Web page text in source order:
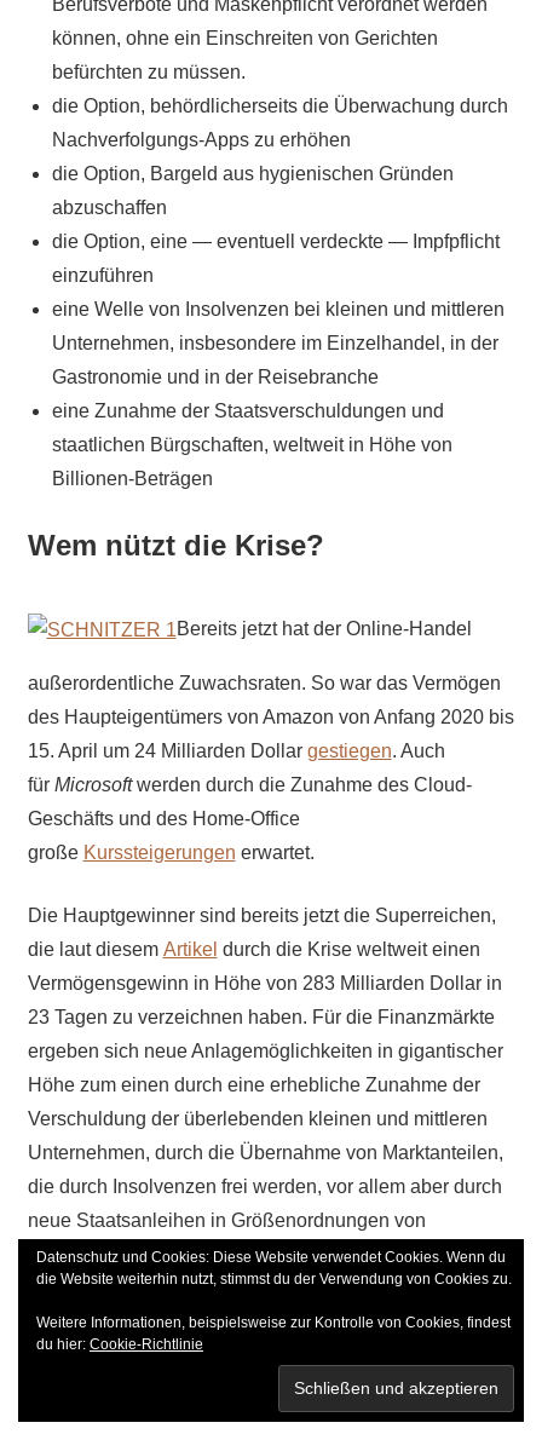
können, ohne ein Einschreiten von Gerichten
befürchten zu müssen.
die Option, behördlicherseits die Überwachung durch
Nachverfolgungs-Apps zu erhöhen
die Option, Bargeld aus hygienischen Gründen
abzuschaffen
die Option, eine — eventuell verdeckte — Impfpflicht
einzuführen
eine Welle von Insolvenzen bei kleinen und mittleren
Unternehmen, insbesondere im Einzelhandel, in der
Gastronomie und in der Reisebranche
eine Zunahme der Staatsverschuldungen und
staatlichen Bürgschaften, weltweit in Höhe von
Billionen-Beträgen
Wem nützt die Krise?
Bereits jetzt hat der Online-Handel
außerordentliche Zuwachsraten. So war das Vermögen
des Haupteigentümers von Amazon von Anfang 2020 bis
15. April um 24 Milliarden Dollar gestiegen. Auch
für Microsoftwerden durch die Zunahme des Cloud-
Geschäfts und des Home-Office
große Kurssteigerungen erwartet.
Die Hauptgewinner sind bereits jetzt die Superreichen,
die laut diesem Artikel durch die Krise weltweit einen
Vermögensgewinn in Höhe von 283 Milliarden Dollar in
23 Tagen zu verzeichnen haben. Für die Finanzmärkte
ergeben sich neue Anlagemöglichkeiten in gigantischer
Höhe zum einen durch eine erhebliche Zunahme der
Verschuldung der überlebenden kleinen und mittleren
Unternehmen, durch die Übernahme von Marktanteilen,
die durch Insolvenzen frei werden, vor allem aber durch
neue Staatsanleihen in Größenordnungen von
wahrscheinlich mittleren zweistelligen Billionenbeträgen
weltweit. Allein für Deutschland beträgt die geplante
Neuverschuldung und Übernahme von Bürgschaften
lautWelt-Redaktion am 26. März 1,35 Billionen Euro, für
Datenschutz und Cookies: Diese Website verwendet Cookies. Wenn du
die Website weiterhin nutzt, stimmst du der Verwendung von Cookies zu.
Weitere Informationen, beispielsweise zur Kontrolle von Cookies, findest
du hier: Cookie-Richtlinie